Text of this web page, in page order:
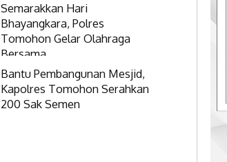
Semarakkan Hari
Bhayangkara, Polres
Tomohon Gelar Olahraga
Bersama
Bantu Pembangunan Mesjid,
Kapolres Tomohon Serahkan
200 Sak Semen